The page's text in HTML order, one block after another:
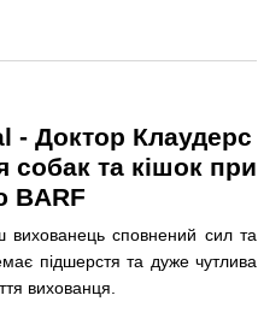
- Доктор Клаудерс
собак та кішок при
BARF
сповнений сил та
підшерстя та дуже чутлива
вихованця.